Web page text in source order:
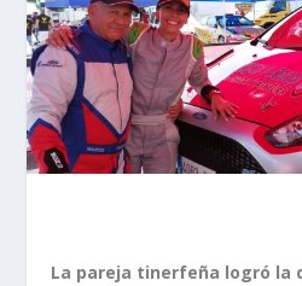
La pareja tinerfeña logró la